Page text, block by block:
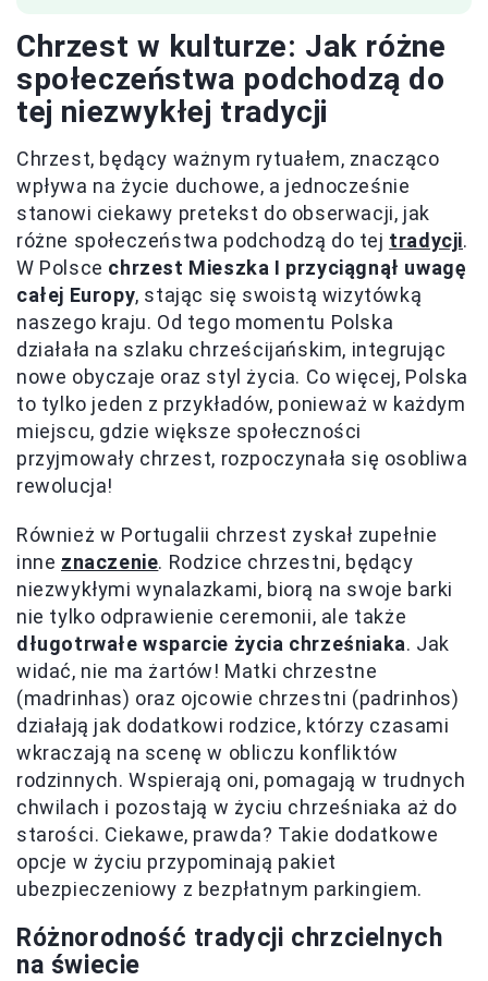
Chrzest w kulturze: Jak różne
społeczeństwa podchodzą do
tej niezwykłej tradycji
Chrzest, będący ważnym rytuałem, znacząco
wpływa na życie duchowe, a jednocześnie
stanowi ciekawy pretekst do obserwacji, jak
różne społeczeństwa podchodzą do tej tradycji.
W Polsce chrzest Mieszka I przyciągnął uwagę
całej Europy, stając się swoistą wizytówką
naszego kraju. Od tego momentu Polska
działała na szlaku chrześcijańskim, integrując
nowe obyczaje oraz styl życia. Co więcej, Polska
to tylko jeden z przykładów, ponieważ w każdym
miejscu, gdzie większe społeczności
przyjmowały chrzest, rozpoczynała się osobliwa
rewolucja!
Również w Portugalii chrzest zyskał zupełnie
inne znaczenie. Rodzice chrzestni, będący
niezwykłymi wynalazkami, biorą na swoje barki
nie tylko odprawienie ceremonii, ale także
długotrwałe wsparcie życia chrześniaka. Jak
widać, nie ma żartów! Matki chrzestne
(madrinhas) oraz ojcowie chrzestni (padrinhos)
działają jak dodatkowi rodzice, którzy czasami
wkraczają na scenę w obliczu konfliktów
rodzinnych. Wspierają oni, pomagają w trudnych
chwilach i pozostają w życiu chrześniaka aż do
starości. Ciekawe, prawda? Takie dodatkowe
opcje w życiu przypominają pakiet
ubezpieczeniowy z bezpłatnym parkingiem.
Różnorodność tradycji chrzcielnych
na świecie